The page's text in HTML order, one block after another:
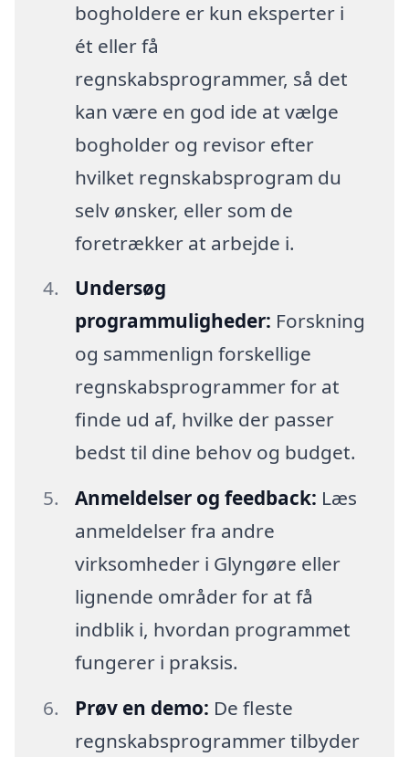
bogholdere er kun eksperter i
ét eller få
regnskabsprogrammer, så det
kan være en god ide at vælge
bogholder og revisor efter
hvilket regnskabsprogram du
selv ønsker, eller som de
foretrækker at arbejde i.
Undersøg
programmuligheder: Forskning
og sammenlign forskellige
regnskabsprogrammer for at
finde ud af, hvilke der passer
bedst til dine behov og budget.
Anmeldelser og feedback: Læs
anmeldelser fra andre
virksomheder i Glyngøre eller
lignende områder for at få
indblik i, hvordan programmet
fungerer i praksis.
Prøv en demo: De fleste
regnskabsprogrammer tilbyder